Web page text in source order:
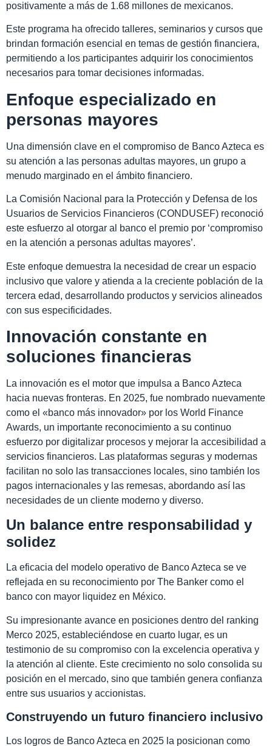
positivamente a más de 1.68 millones de mexicanos.
Este programa ha ofrecido talleres, seminarios y cursos que
brindan formación esencial en temas de gestión financiera,
permitiendo a los participantes adquirir los conocimientos
necesarios para tomar decisiones informadas.
Enfoque especializado en
personas mayores
Una dimensión clave en el compromiso de Banco Azteca es
su atención a las personas adultas mayores, un grupo a
menudo marginado en el ámbito financiero.
La Comisión Nacional para la Protección y Defensa de los
Usuarios de Servicios Financieros (CONDUSEF) reconoció
este esfuerzo al otorgar al banco el premio por ‘compromiso
en la atención a personas adultas mayores’.
Este enfoque demuestra la necesidad de crear un espacio
inclusivo que valore y atienda a la creciente población de la
tercera edad, desarrollando productos y servicios alineados
con sus especificidades.
Innovación constante en
soluciones financieras
La innovación es el motor que impulsa a Banco Azteca
hacia nuevas fronteras. En 2025, fue nombrado nuevamente
como el «banco más innovador» por los World Finance
Awards, un importante reconocimiento a su continuo
esfuerzo por digitalizar procesos y mejorar la accesibilidad a
servicios financieros. Las plataformas seguras y modernas
facilitan no solo las transacciones locales, sino también los
pagos internacionales y las remesas, abordando así las
necesidades de un cliente moderno y diverso.
Un balance entre responsabilidad y
solidez
La eficacia del modelo operativo de Banco Azteca se ve
reflejada en su reconocimiento por The Banker como el
banco con mayor liquidez en México.
Su impresionante avance en posiciones dentro del ranking
Merco 2025, estableciéndose en cuarto lugar, es un
testimonio de su compromiso con la excelencia operativa y
la atención al cliente. Este crecimiento no solo consolida su
posición en el mercado, sino que también genera confianza
entre sus usuarios y accionistas.
Construyendo un futuro financiero inclusivo
Los logros de Banco Azteca en 2025 la posicionan como